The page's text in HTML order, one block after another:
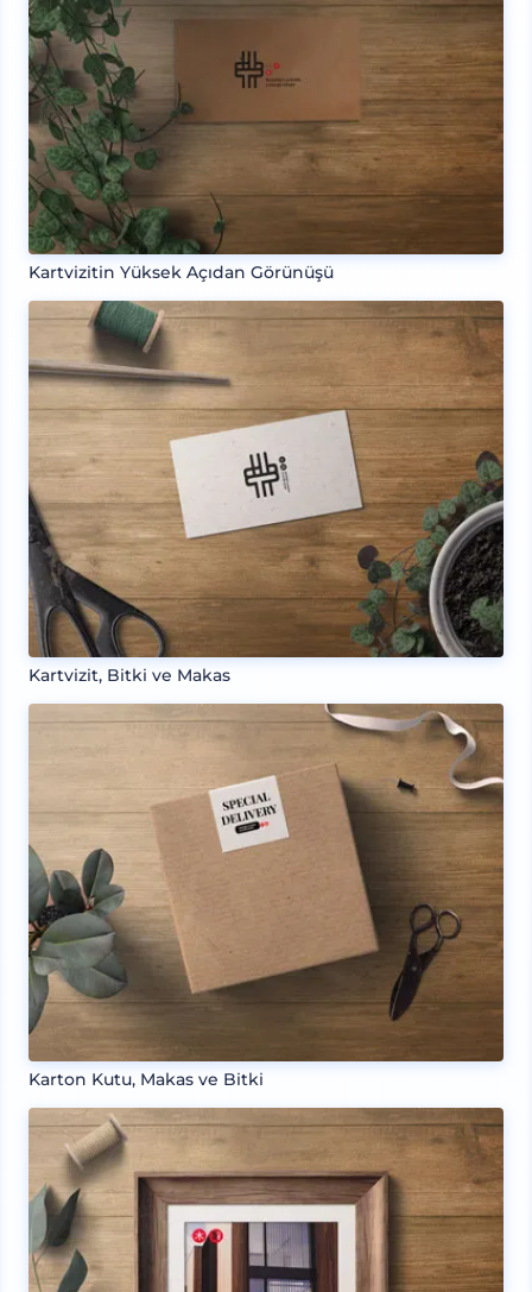
Kartvizitin Yüksek Açıdan Görünüşü
Kartvizit, Bitki ve Makas
Karton Kutu, Makas ve Bitki